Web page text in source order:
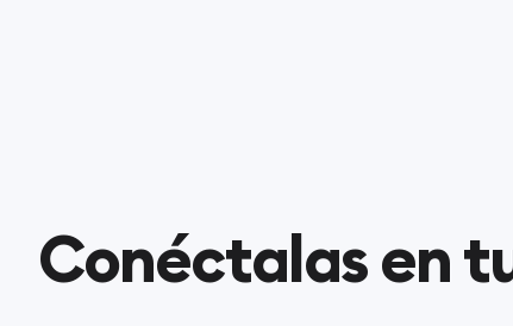
Conéctalas en